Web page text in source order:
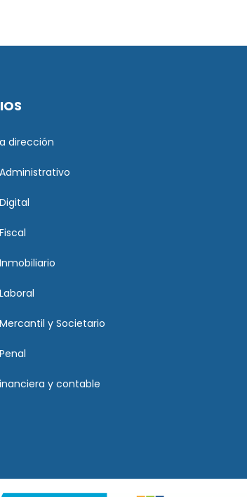
dirección
y Societario
y contable